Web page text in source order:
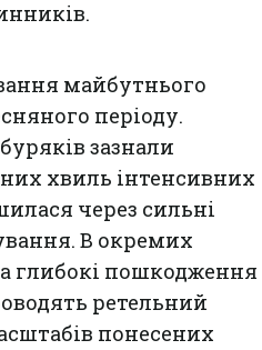
майбутнього
періоду.
зазнали
хвиль інтенсивних
через сильні
В окремих
глибокі пошкодження
ретельний
понесених